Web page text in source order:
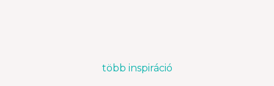
több inspiráció